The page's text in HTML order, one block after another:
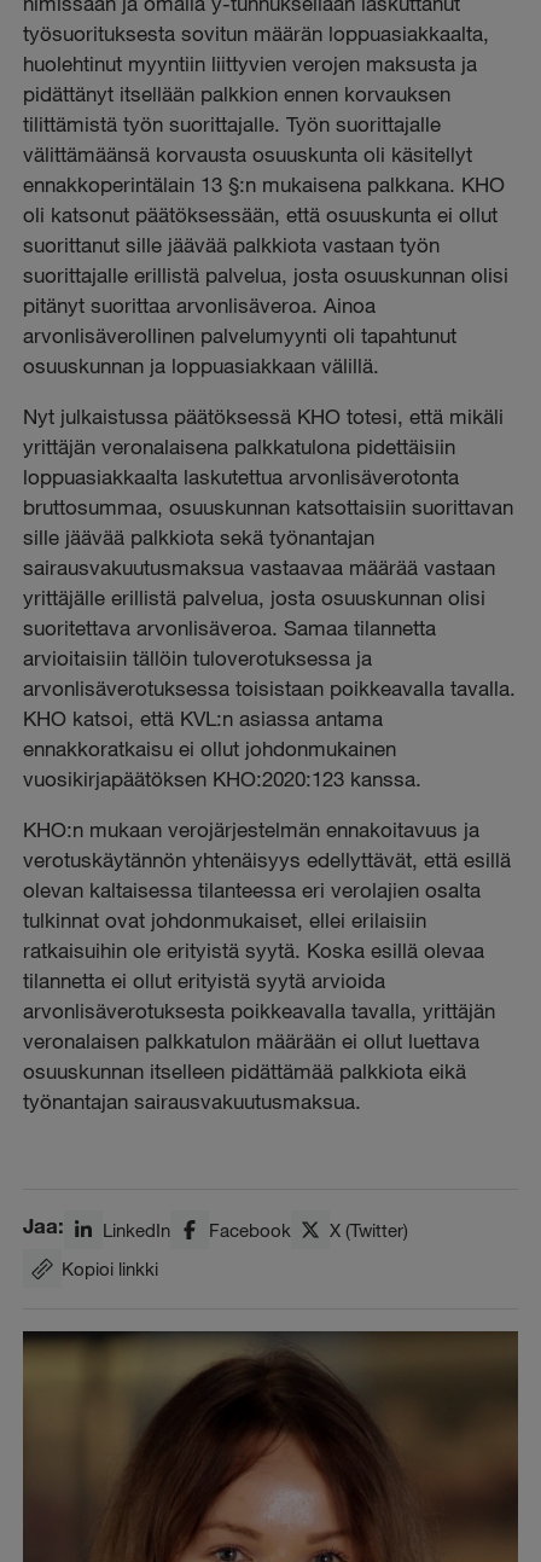
työsuorituksesta sovitun määrän loppuasiakkaalta,
huolehtinut myyntiin liittyvien verojen maksusta ja
pidättänyt itsellään palkkion ennen korvauksen
tilittämistä työn suorittajalle. Työn suorittajalle
välittämäänsä korvausta osuuskunta oli käsitellyt
ennakkoperintälain 13 §:n mukaisena palkkana. KHO
oli katsonut päätöksessään, että osuuskunta ei ollut
suorittanut sille jäävää palkkiota vastaan työn
suorittajalle erillistä palvelua, josta osuuskunnan olisi
pitänyt suorittaa arvonlisäveroa. Ainoa
arvonlisäverollinen palvelumyynti oli tapahtunut
osuuskunnan ja loppuasiakkaan välillä.
Nyt julkaistussa päätöksessä KHO totesi, että mikäli
yrittäjän veronalaisena palkkatulona pidettäisiin
loppuasiakkaalta laskutettua arvonlisäverotonta
bruttosummaa, osuuskunnan katsottaisiin suorittavan
sille jäävää palkkiota sekä työnantajan
sairausvakuutusmaksua vastaavaa määrää vastaan
yrittäjälle erillistä palvelua, josta osuuskunnan olisi
suoritettava arvonlisäveroa. Samaa tilannetta
arvioitaisiin tällöin tuloverotuksessa ja
arvonlisäverotuksessa toisistaan poikkeavalla tavalla.
KHO katsoi, että KVL:n asiassa antama
ennakkoratkaisu ei ollut johdonmukainen
vuosikirjapäätöksen KHO:2020:123 kanssa.
KHO:n mukaan verojärjestelmän ennakoitavuus ja
verotuskäytännön yhtenäisyys edellyttävät, että esillä
olevan kaltaisessa tilanteessa eri verolajien osalta
tulkinnat ovat johdonmukaiset, ellei erilaisiin
ratkaisuihin ole erityistä syytä. Koska esillä olevaa
tilannetta ei ollut erityistä syytä arvioida
arvonlisäverotuksesta poikkeavalla tavalla, yrittäjän
veronalaisen palkkatulon määrään ei ollut luettava
osuuskunnan itselleen pidättämää palkkiota eikä
työnantajan sairausvakuutusmaksua.
Jaa: LinkedIn Facebook
X (Twitter)
Kopioi linkki